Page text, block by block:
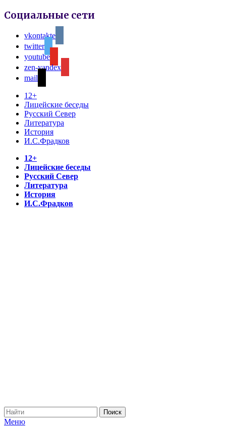
Социальные сети
vkontakte
twitter
youtube
zen-yandex
mail
12+
Лицейские беседы
Русский Север
Литература
История
И.С.Фрадков
12+
Лицейские беседы
Русский Север
Литература
История
И.С.Фрадков
Меню